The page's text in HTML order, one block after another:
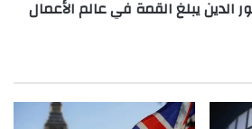
الدين يبلغ القمة في عالم الأعمال